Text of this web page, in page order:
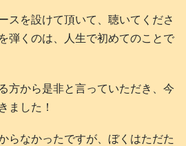
スを設けて頂いて、聴いてくださ
弾くのは、人生で初めてのことで
方から是非と言っていただき、今
ました！
らなかったですが、ぼくはただた